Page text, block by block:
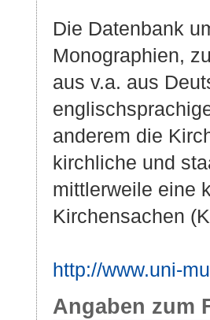
Die Datenbank
Monographien,
aus v.a. aus
anderem die
kirchliche und
mittlerweile eine
Kirchensachen
http://www.uni-
Angaben zum